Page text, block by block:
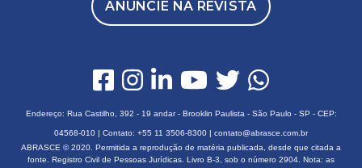
ANUNCIE NA REVISTA
Endereço: Rua Castilho, 392 - 19 andar - Brooklin Paulista - São Paulo - SP - CEP:
04568-010 | Contato: +55 11 3506-8300 | contato@abrasce.com.br
ABRASCE © 2020. Permitida a reprodução de matéria publicada, desde que citada a
fonte. Registro Civil de Pessoas Jurídicas. Livro B-3, sob o número 2904. Nota: as